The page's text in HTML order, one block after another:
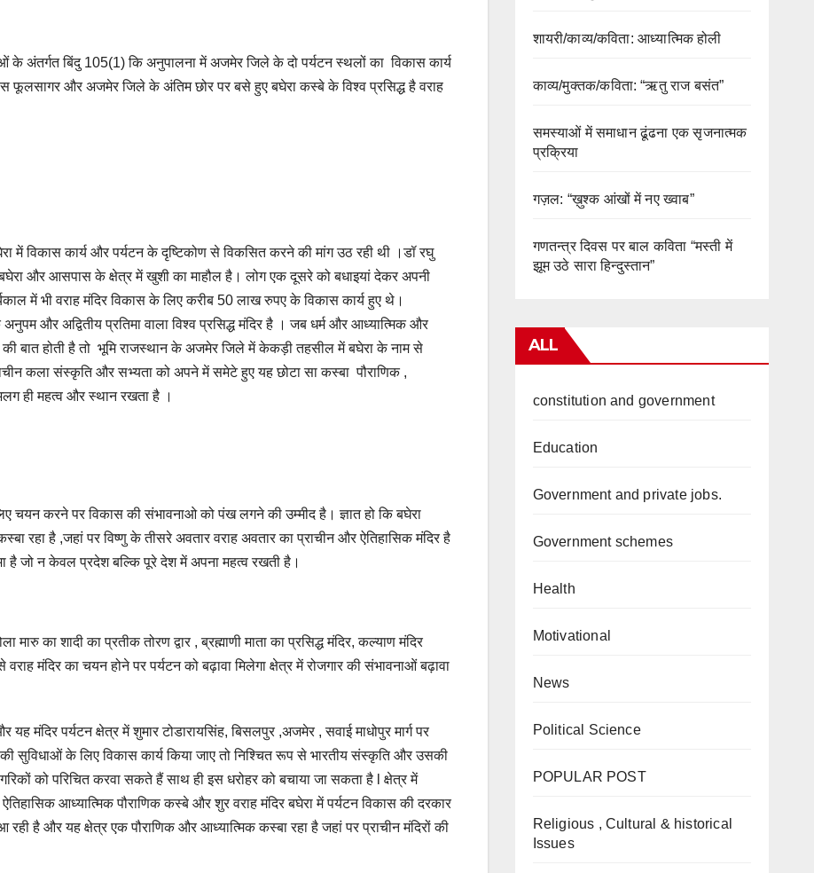
के अंतर्गत बिंदु 105(1) कि अनुपालना में अजमेर जिले के दो पर्यटन स्थलों का विकास कार्य
फूलसागर और अजमेर जिले के अंतिम छोर पर बसे हुए बघेरा कस्बे के विश्व प्रसिद्ध है वराह
में विकास कार्य और पर्यटन के दृष्टिकोण से विकसित करने की मांग उठ रही थी ।डॉ रघु
बघेरा और आसपास के क्षेत्र में खुशी का माहौल है। लोग एक दूसरे को बधाइयां देकर अपनी
में भी वराह मंदिर विकास के लिए करीब 50 लाख रुपए के विकास कार्य हुए थे।
और अद्वितीय प्रतिमा वाला विश्व प्रसिद्ध मंदिर है । जब धर्म और आध्यात्मिक और
की बात होती है तो भूमि राजस्थान के अजमेर जिले में केकड़ी तहसील में बघेरा के नाम से
कला संस्कृति और सभ्यता को अपने में समेटे हुए यह छोटा सा कस्बा पौराणिक ,
ही महत्व और स्थान रखता है ।
चयन करने पर विकास की संभावनाओ को पंख लगने की उम्मीद है। ज्ञात हो कि बघेरा
रहा है ,जहां पर विष्णु के तीसरे अवतार वराह अवतार का प्राचीन और ऐतिहासिक मंदिर है
है जो न केवल प्रदेश बल्कि पूरे देश में अपना महत्व रखती है।
का शादी का प्रतीक तोरण द्वार , ब्रह्माणी माता का प्रसिद्ध मंदिर, कल्याण मंदिर
मंदिर का चयन होने पर पर्यटन को बढ़ावा मिलेगा क्षेत्र में रोजगार की संभावनाओं बढ़ावा
पर्यटन क्षेत्र में शुमार टोडारायसिंह, बिसलपुर ,अजमेर , सवाई माधोपुर मार्ग पर
सुविधाओं के लिए विकास कार्य किया जाए तो निश्चित रूप से भारतीय संस्कृति और उसकी
को परिचित करवा सकते हैं साथ ही इस धरोहर को बचाया जा सकता है l क्षेत्र में
आध्यात्मिक पौराणिक कस्बे और शुर वराह मंदिर बघेरा में पर्यटन विकास की दरकार
है और यह क्षेत्र एक पौराणिक और आध्यात्मिक कस्बा रहा है जहां पर प्राचीन मंदिरों की
शायरी/काव्य/कविता: आध्यात्मिक होली
काव्य/मुक्तक/कविता: “ऋतु राज बसंत”
समस्याओं में समाधान ढूंढना एक सृजनात्मक
प्रक्रिया
गज़ल: “ख़ुश्क आंखों में नए ख्वाब”
गणतन्त्र दिवस पर बाल कविता “मस्ती में
झूम उठे सारा हिन्दुस्तान”
ALL
constitution and government
Education
Government and private jobs.
Government schemes
Health
Motivational
News
Political Science
POPULAR POST
Religious , Cultural & historical
Issues